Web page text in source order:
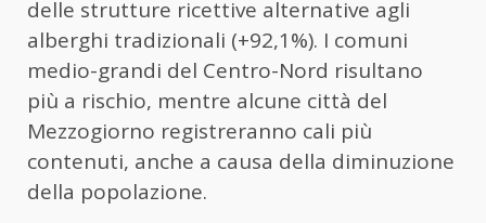
delle strutture ricettive alternative agli
alberghi tradizionali (+92,1%). I comuni
medio-grandi del Centro-Nord risultano
più a rischio, mentre alcune città del
Mezzogiorno registreranno cali più
contenuti, anche a causa della diminuzione
della popolazione.